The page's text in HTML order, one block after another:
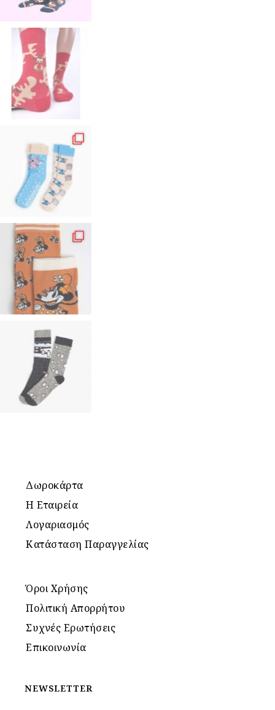
Δωροκάρτα
Η Εταιρεία
Λογαριασμός
Κατάσταση Παραγγελίας
Όροι Χρήσης
Πολιτική Απορρήτου
Συχνές Ερωτήσεις
Επικοινωνία
NEWSLETTER